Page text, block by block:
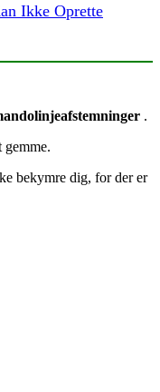
Ikke Oprette
.
gemme.
bekymre dig, for der er